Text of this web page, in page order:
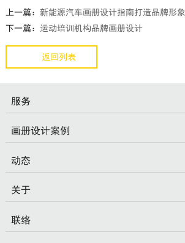
上一篇： 新能源汽车画册设计指南打造品牌形
下一篇： 运动培训机构品牌画册设计
返回列表
服务
画册设计案例
动态
关于
联络